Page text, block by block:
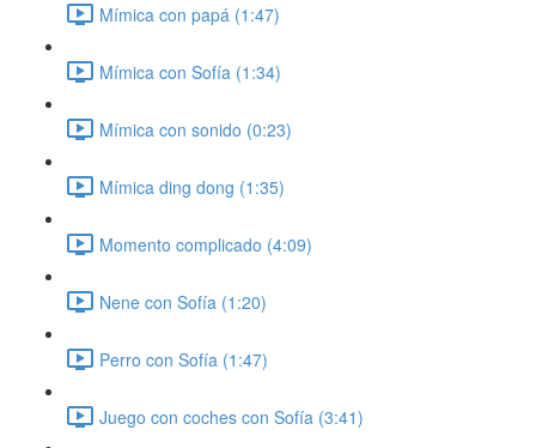
Mímica con papá (1:47)
Mímica con Sofía (1:34)
Mímica con sonido (0:23)
Mímica ding dong (1:35)
Momento complicado (4:09)
Nene con Sofía (1:20)
Perro con Sofía (1:47)
Juego con coches con Sofía (3:41)